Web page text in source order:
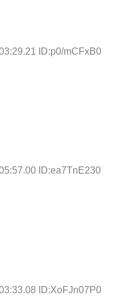
ID:p0/mCFxB0
ID:ea7TnE230
ID:XoFJn07P0